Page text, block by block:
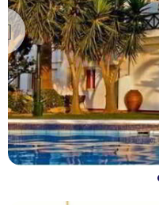
Previous